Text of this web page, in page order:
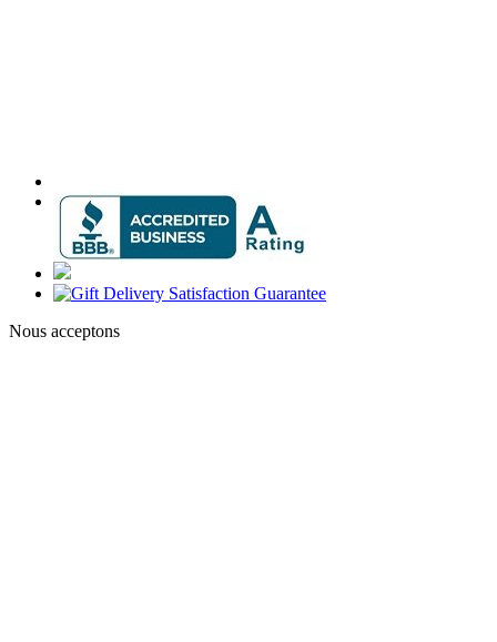
Nous acceptons